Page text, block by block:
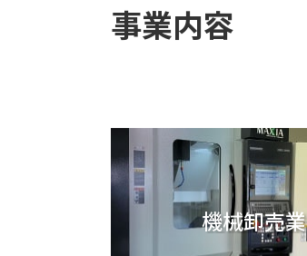
事業内容
機械卸売業